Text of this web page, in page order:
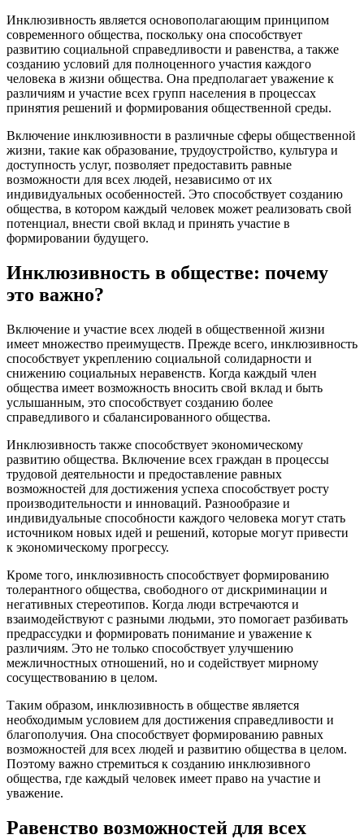
Инклюзивность является основополагающим принципом
современного общества, поскольку она способствует
развитию социальной справедливости и равенства, а также
созданию условий для полноценного участия каждого
человека в жизни общества. Она предполагает уважение к
различиям и участие всех групп населения в процессах
принятия решений и формирования общественной среды.
Включение инклюзивности в различные сферы общественной
жизни, такие как образование, трудоустройство, культура и
доступность услуг, позволяет предоставить равные
возможности для всех людей, независимо от их
индивидуальных особенностей. Это способствует созданию
общества, в котором каждый человек может реализовать свой
потенциал, внести свой вклад и принять участие в
формировании будущего.
Инклюзивность в обществе: почему
это важно?
Включение и участие всех людей в общественной жизни
имеет множество преимуществ. Прежде всего, инклюзивность
способствует укреплению социальной солидарности и
снижению социальных неравенств. Когда каждый член
общества имеет возможность вносить свой вклад и быть
услышанным, это способствует созданию более
справедливого и сбалансированного общества.
Инклюзивность также способствует экономическому
развитию общества. Включение всех граждан в процессы
трудовой деятельности и предоставление равных
возможностей для достижения успеха способствует росту
производительности и инноваций. Разнообразие и
индивидуальные способности каждого человека могут стать
источником новых идей и решений, которые могут привести
к экономическому прогрессу.
Кроме того, инклюзивность способствует формированию
толерантного общества, свободного от дискриминации и
негативных стереотипов. Когда люди встречаются и
взаимодействуют с разными людьми, это помогает разбивать
предрассудки и формировать понимание и уважение к
различиям. Это не только способствует улучшению
межличностных отношений, но и содействует мирному
сосуществованию в целом.
Таким образом, инклюзивность в обществе является
необходимым условием для достижения справедливости и
благополучия. Она способствует формированию равных
возможностей для всех людей и развитию общества в целом.
Поэтому важно стремиться к созданию инклюзивного
общества, где каждый человек имеет право на участие и
уважение.
Равенство возможностей для всех